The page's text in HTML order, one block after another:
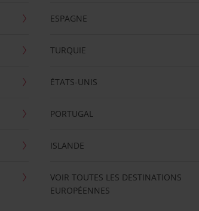
ESPAGNE
TURQUIE
ÉTATS-UNIS
PORTUGAL
ISLANDE
VOIR TOUTES LES DESTINATIONS
EUROPÉENNES